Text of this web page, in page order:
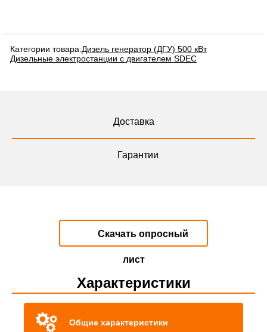
Категории товара:Дизель генератор (ДГУ) 500 кВт
Дизельные электростанции с двигателем SDEC
Доставка
Гарантии
Скачать опросный
лист
Характеристики
Общие характеристики